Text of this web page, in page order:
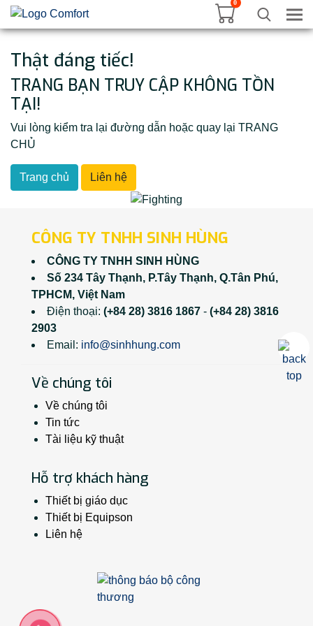
0
Thật đáng tiếc!
TRANG BẠN TRUY CẬP KHÔNG TỒN
TẠI!
Vui lòng kiểm tra lại đường dẫn hoặc quay lại TRANG
CHỦ
Trang chủ Liên hệ
CÔNG TY TNHH SINH HÙNG
CÔNG TY TNHH SINH HÙNG
Số 234 Tây Thạnh, P.Tây Thạnh, Q.Tân Phú,
TPHCM, Việt Nam
Điện thoại: (+84 28) 3816 1867 - (+84 28) 3816
2903
Email: info@sinhhung.com
Về chúng tôi
Về chúng tôi
Tin tức
Tài liệu kỹ thuật
Hỗ trợ khách hàng
Thiết bị giáo dục
Thiết bị Equipson
Liên hệ